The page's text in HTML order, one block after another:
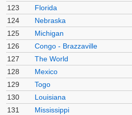
123
Florida
124
Nebraska
125
Michigan
126
Congo - Brazzaville
127
The World
128
Mexico
129
Togo
130
Louisiana
131
Mississippi